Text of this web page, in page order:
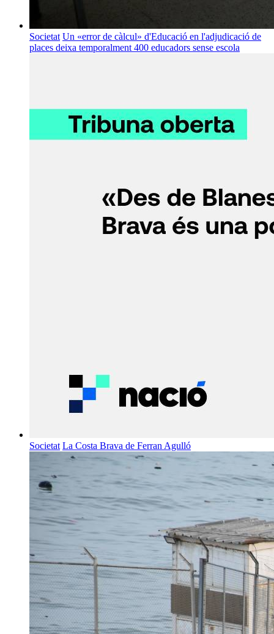
Societat Un «error de càlcul» d'Educació en l'adjudicació de
places deixa temporalment 400 educadors sense escola
Societat La Costa Brava de Ferran Agulló